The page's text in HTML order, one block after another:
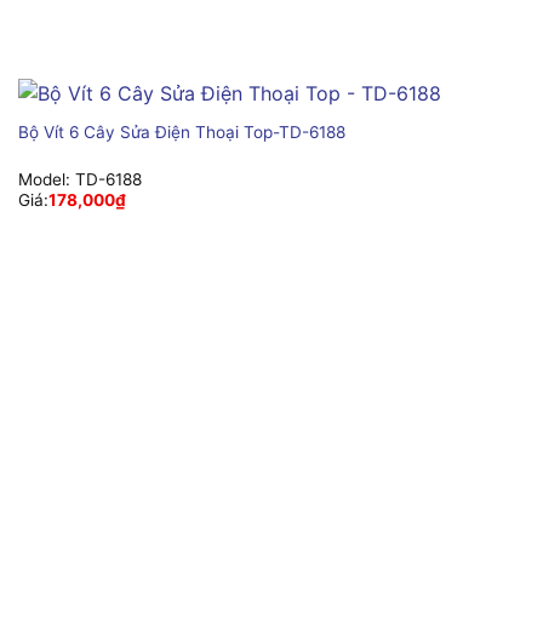
Bộ Vít 6 Cây Sửa Điện Thoại Top-TD-6188
Model: TD-6188
Giá:178,000₫